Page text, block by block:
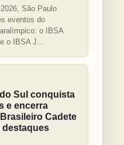
São Paulo
eventos do
o IBSA
o IBSA J...
Sul conquista
e encerra
Cadete
destaques